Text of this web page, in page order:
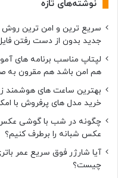
نوشته‌های تازه
سریع ترین و امن ترین روش
جدید بدون از دست رفتن
لپتاپ مناسب برنامه های
هم امن باشد هم مقرون به
خرید مدل های پرفروش با
چگونه در شب با گوشی عکس
عکس شبانه را برطرف کنیم؟
آیا شارژر فوق سریع عمر
چیست؟